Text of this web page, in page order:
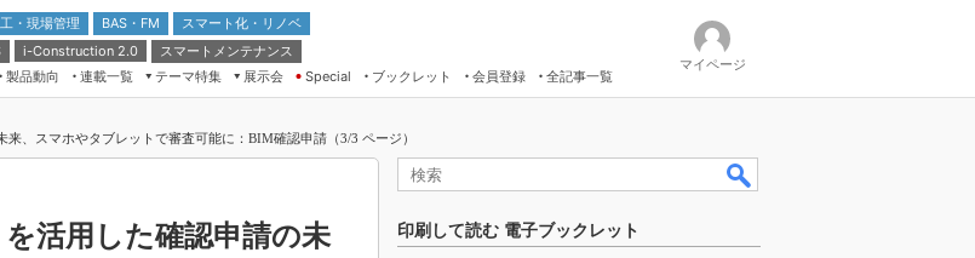
・現場管理 BAS・FM
スマート化・リノベ
i-Construction 2.0
スマートメンテナンス
製品動向 連載一覧
テーマ特集
す建設業界の“ゲー
のスマートビル
展示会
第8回 国際 建設・測量展
築・土木・不動産の先端技術展－
Special ブックレット 会員登録 全記事一覧
マイページ
、スマホやタブレットで審査可能に：BIM確認申請（3/3 ページ）
活用した確認申請の未
印刷して読む 電子ブックレット